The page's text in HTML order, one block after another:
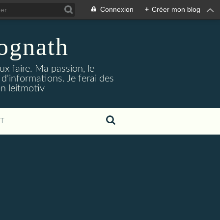
Connexion + Créer mon blog
faire. Ma passion, le
Je ferai des
leitmotiv